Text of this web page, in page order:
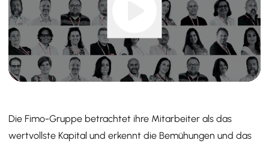
Die Fimo-Gruppe betrachtet ihre Mitarbeiter als das
wertvollste Kapital und erkennt die Bemühungen und das